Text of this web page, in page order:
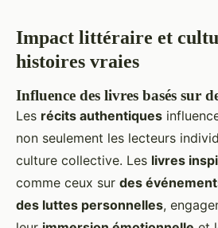
Impact littéraire et
histoires vraies
Influence des livres basés sur
Les récits authentiques
non seulement les lecteurs
culture collective. Les livres
comme ceux sur des
des luttes personnelles,